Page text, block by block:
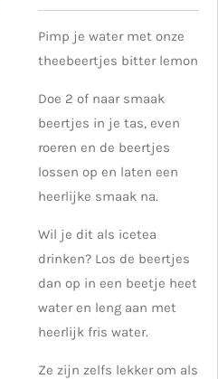
Pimp je water met onze
theebeertjes bitter lemon
Doe 2 of naar smaak
beertjes in je tas, even
roeren en de beertjes
lossen op en laten een
heerlijke smaak na.
Wil je dit als icetea
drinken? Los de beertjes
dan op in een beetje heet
water en leng aan met
heerlijk fris water.
Ze zijn zelfs lekker om als